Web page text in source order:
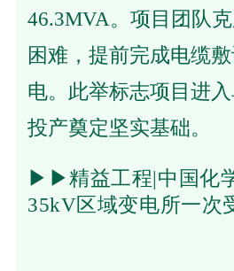
46.3MVA。项目团队
困难，提前完成电缆
电。此举标志项目进
投产奠定坚实基础。
▶▶精益工程|中国化
35kV区域变电所一次